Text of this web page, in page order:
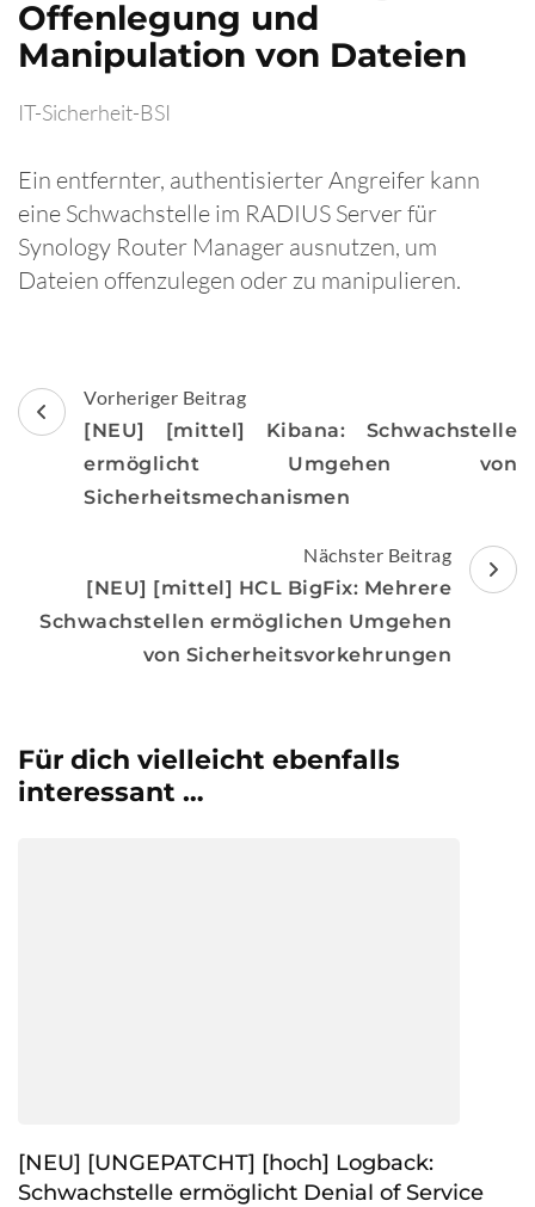
Offenlegung und
Manipulation von Dateien
IT-Sicherheit-BSI
Ein entfernter, authentisierter Angreifer kann
eine Schwachstelle im RADIUS Server für
Synology Router Manager ausnutzen, um
Dateien offenzulegen oder zu manipulieren.
Beitragsnavigation
Vorheriger Beitrag
[NEU] [mittel] Kibana: Schwachstelle
ermöglicht Umgehen von
Sicherheitsmechanismen
Nächster Beitrag
[NEU] [mittel] HCL BigFix: Mehrere
Schwachstellen ermöglichen Umgehen
von Sicherheitsvorkehrungen
Für dich vielleicht ebenfalls
interessant …
[NEU] [UNGEPATCHT] [hoch] Logback:
Schwachstelle ermöglicht Denial of Service